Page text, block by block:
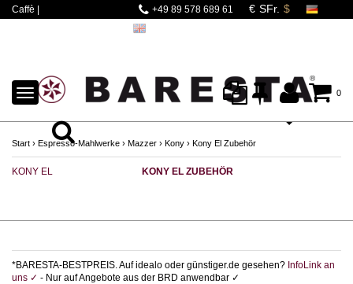
Caffè |
+49 89 578 689 61
0
TOGGLE
NAVIGATION
Start › Espresso-Mahlwerke › Mazzer › Kony › Kony El Zubehör
KONY EL KONY EL ZUBEHÖR
*BARESTA-BESTPREIS. Auf idealo oder günstiger.de gesehen? InfoLink an
uns ✓ - Nur auf Angebote aus der BRD anwendbar ✓